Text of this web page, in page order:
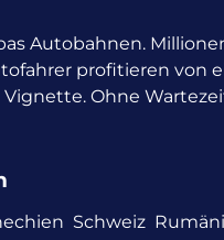
Autobahnen.
profitieren von
Ohne
Schweiz